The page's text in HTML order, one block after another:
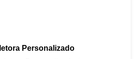
Personalizado